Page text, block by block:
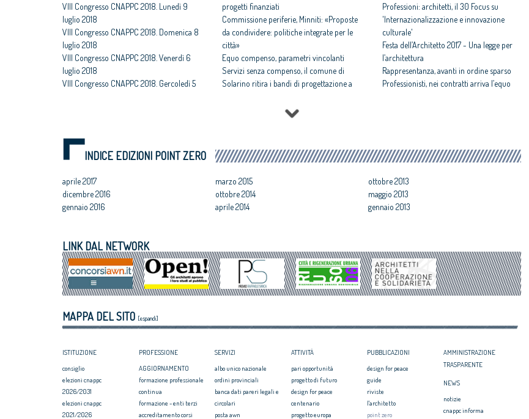
VIII Congresso CNAPPC 2018. Lunedì 9
luglio 2018
VIII Congresso CNAPPC 2018. Domenica 8
luglio 2018
VIII Congresso CNAPPC 2018. Venerdì 6
luglio 2018
VIII Congresso CNAPPC 2018. Gercoledì 5
luglio 2018
VIII Congresso CNAPPC 2018. Domenica 1
progetti finanziati
Commissione periferie, Minniti: «Proposte
da condividere: politiche integrate per le
città»
Equo compenso, parametri vincolanti
Servizi senza compenso, il comune di
Solarino ritira i bandi di progettazione a
All'architettura rispettosa dello studio
caravatti_caravatti il Premio architetto
Assegnati premi Architetto italiano e
Giovane talento 2017
Corte Europea dei Diritti dell’Uomo
Professioni: architetti, focus su
internazionalizzazione e innovazione
Professioni: architetti, il 30 Focus su
'Internazionalizzazione e innovazione
culturale'
Festa dell’Architetto 2017 - Una legge per
l’architettura
Rappresentanza, avanti in ordine sparso
Professionisti, nei contratti arriva l’equo
degradate
Architetti: 'Comune e Consiglio di Stato,
INDICE EDIZIONI POINT ZERO
aprile 2017
dicembre 2016
gennaio 2016
marzo 2015
ottobre 2014
aprile 2014
ottobre 2013
maggio 2013
gennaio 2013
LINK DAL NETWORK
MAPPA DEL SITO [espandi]
ISTITUZIONE
consiglio
elezioni cnappc
2026/2031
elezioni cnappc
2021/2026
PROFESSIONE
AGGIORNAMENTO
formazione professionale
continua
formazione - enti terzi
accreditamento corsi
SERVIZI
albo unico nazionale
ordini provinciali
banca dati pareri legali e
circolari
posta awn
ATTIVITÀ
pari opportunità
progetto di futuro
design for peace
centenario
progetto europa
PUBBLICAZIONI
design for peace
guide
riviste
l'architetto
point zero
AMMINISTRAZIONE
TRASPARENTE
NEWS
notizie
cnappc informa